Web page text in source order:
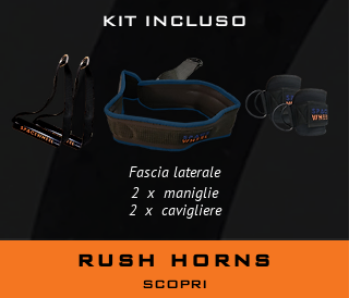
KIT INCLUSO
Fascia laterale
2 x maniglie
2 x cavigliere
RUSH HORNS
SCOPRI